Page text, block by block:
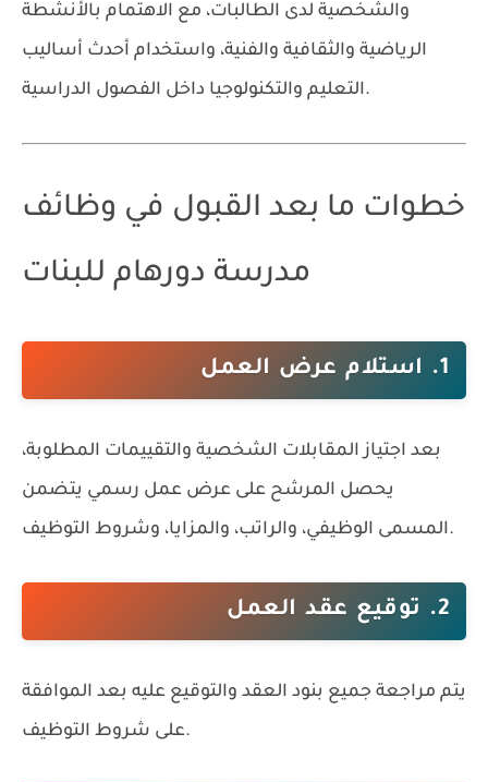
والشخصية لدى الطالبات، مع الاهتمام بالأنشطة
الرياضية والثقافية والفنية، واستخدام أحدث أساليب
التعليم والتكنولوجيا داخل الفصول الدراسية.
خطوات ما بعد القبول في وظائف
مدرسة دورهام للبنات
1. استلام عرض العمل
بعد اجتياز المقابلات الشخصية والتقييمات المطلوبة،
يحصل المرشح على عرض عمل رسمي يتضمن
المسمى الوظيفي، والراتب، والمزايا، وشروط التوظيف.
2. توقيع عقد العمل
يتم مراجعة جميع بنود العقد والتوقيع عليه بعد الموافقة
على شروط التوظيف.